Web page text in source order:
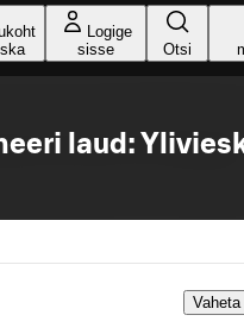
Logige
sisse
Otsi
laud: